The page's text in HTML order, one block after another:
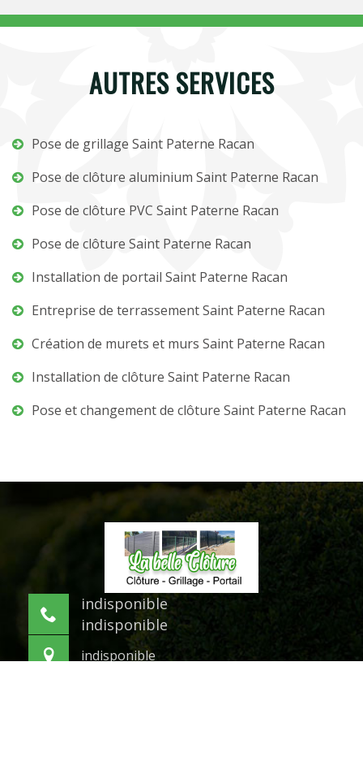
AUTRES SERVICES
Pose de grillage Saint Paterne Racan
Pose de clôture aluminium Saint Paterne Racan
Pose de clôture PVC Saint Paterne Racan
Pose de clôture Saint Paterne Racan
Installation de portail Saint Paterne Racan
Entreprise de terrassement Saint Paterne Racan
Création de murets et murs Saint Paterne Racan
Installation de clôture Saint Paterne Racan
Pose et changement de clôture Saint Paterne Racan
indisponible
indisponible
indisponible